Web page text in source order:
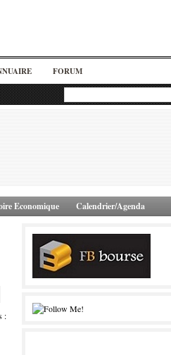
FORUM
Economique Calendrier/Agenda
: